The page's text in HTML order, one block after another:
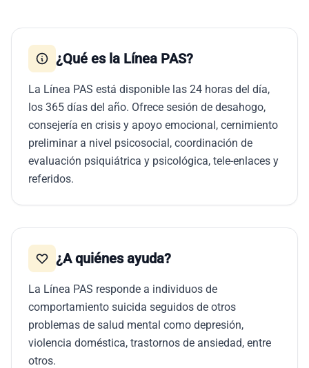
¿Qué es la Línea PAS?
La Línea PAS está disponible las 24 horas del día,
los 365 días del año. Ofrece sesión de desahogo,
consejería en crisis y apoyo emocional, cernimiento
preliminar a nivel psicosocial, coordinación de
evaluación psiquiátrica y psicológica, tele-enlaces y
referidos.
¿A quiénes ayuda?
La Línea PAS responde a individuos de
comportamiento suicida seguidos de otros
problemas de salud mental como depresión,
violencia doméstica, trastornos de ansiedad, entre
otros.